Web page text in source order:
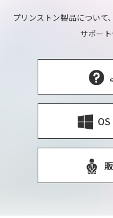
プリンストン製品について
サポート